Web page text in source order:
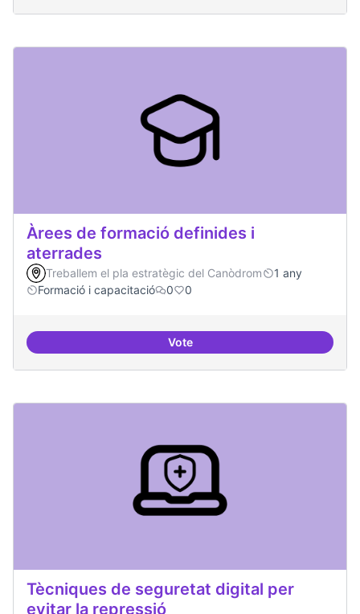
Àrees de formació definides i
aterrades
Treballem el pla estratègic del Canòdrom
1 any
Formació i capacitació
0 0
VoteÀrees de formació definides i
Tècniques de seguretat digital per
evitar la repressió